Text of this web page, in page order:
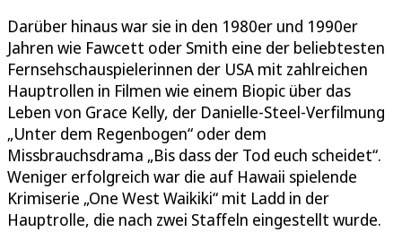
Darüber hinaus war sie in den 1980er und 1990er
Jahren wie Fawcett oder Smith eine der beliebtesten
Fernsehschauspielerinnen der USA mit zahlreichen
Hauptrollen in Filmen wie einem Biopic über das
Leben von Grace Kelly, der Danielle-Steel-Verfilmung
„Unter dem Regenbogen“ oder dem
Missbrauchsdrama „Bis dass der Tod euch scheidet“.
Weniger erfolgreich war die auf Hawaii spielende
Krimiserie „One West Waikiki“ mit Ladd in der
Hauptrolle, die nach zwei Staffeln eingestellt wurde.